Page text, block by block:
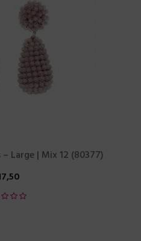
Large | Mix 12 (80377)